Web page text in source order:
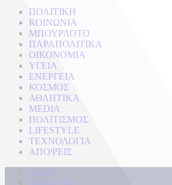
ΠΟΛΙΤΙΚΗ
ΚΟΙΝΩΝΙΑ
ΜΠΟΥΡΛΟΤΟ
ΠΑΡΑΠΟΛΙΤΙΚΑ
ΟΙΚΟΝΟΜΙΑ
ΥΓΕΙΑ
ΕΝΕΡΓΕΙΑ
ΚΟΣΜΟΣ
ΑΘΛΗΤΙΚΑ
MEDIA
ΠΟΛΙΤΙΣΜΟΣ
LIFESTYLE
ΤΕΧΝΟΛΟΓΙΑ
ΑΠΟΨΕΙΣ
Αρχική
Kontra Live